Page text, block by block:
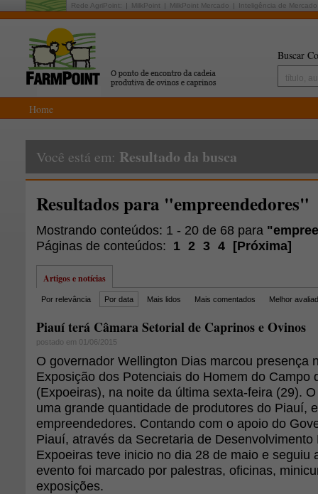
Rede AgriPoint: MilkPoint MilkPoint Mercado Inteligência de Mercado
Buscar
Home
Você está em: Resultado da busca
Resultados para "empreendedores"
Mostrando conteúdos: 1 - 20 de 68 para
Páginas de conteúdos: 1 2 3 4 [Próxima]
Artigos e notícias
Por relevância Por data Mais lidos Mais comentados Melhor
Piauí terá Câmara Setorial de Caprinos e Ovinos
postado em 01/06/2015
O governador Wellington Dias marcou presença
Exposição dos Potenciais do Homem do Campo
(Expoeiras), na noite da última sexta-feira (29).
uma grande quantidade de produtores do Piauí,
empreendedores. Contando com o apoio do
Piauí, através da Secretaria de Desenvolvimento
Expoeiras teve inicio no dia 28 de maio e seguiu
evento foi marcado por palestras, oficinas,
exposições.